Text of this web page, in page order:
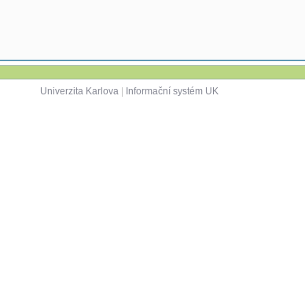
Univerzita Karlova| Informační systém UK